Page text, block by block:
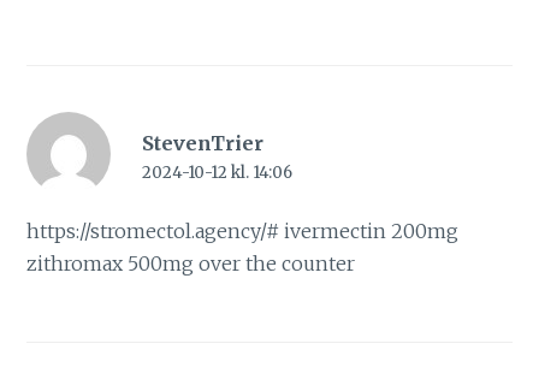
StevenTrier
2024-10-12 kl. 14:06
https://stromectol.agency/# ivermectin 200mg
zithromax 500mg over the counter